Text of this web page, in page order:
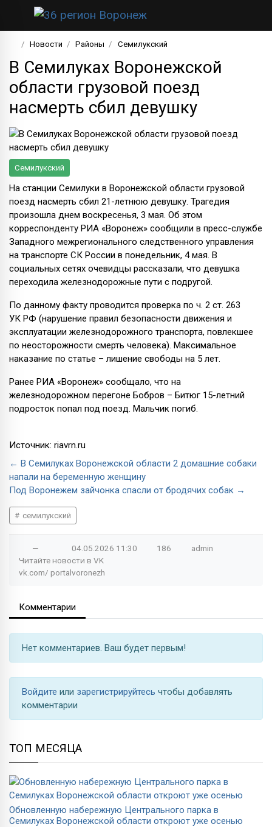
Новости Районы Семилукский
В Семилуках Воронежской
области грузовой поезд
насмерть сбил девушку
Семилукский
На станции Семилуки в Воронежской области грузовой
поезд насмерть сбил 21-летнюю девушку. Трагедия
произошла днем воскресенья, 3 мая. Об этом
корреспонденту РИА «Воронеж» сообщили в пресс-службе
Западного межрегионального следственного управления
на транспорте СК России в понедельник, 4 мая. В
социальных сетях очевидцы рассказали, что девушка
переходила железнодорожные пути с подругой.
По данному факту проводится проверка по ч. 2 ст. 263
УК РФ (нарушение правил безопасности движения и
эксплуатации железнодорожного транспорта, повлекшее
по неосторожности смерть человека). Максимальное
наказание по статье – лишение свободы на 5 лет.
Ранее РИА «Воронеж» сообщало, что на
железнодорожном перегоне Бобров – Битюг 15-летний
подросток попал под поезд. Мальчик погиб.
Источник: riavrn.ru
← В Семилуках Воронежской области 2 домашние собаки
напали на беременную женщину
Под Воронежем зайчонка спасли от бродячих собак →
семилукский
— 04.05.2026 11:30 186
admin
Читайте новости в VK
vk.com/ portalvoronezh
Комментарии
Нет комментариев. Ваш будет первым!
Войдите или зарегистрируйтесь чтобы добавлять
комментарии
ТОП МЕСЯЦА
Обновленную набережную Центрального парка в
Семилуках Воронежской области откроют уже осенью